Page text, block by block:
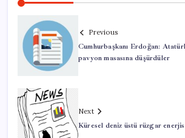
Previous
Cumhurbaşkanı Erdoğan:
pavyon masasına düşürdüler
Next
Küresel deniz üstü rüzgar